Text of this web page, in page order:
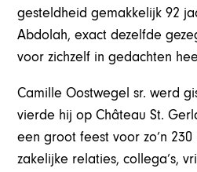
gesteldheid gemakkelijk 92
Abdolah, exact dezelfde
voor zichzelf in gedachten
Camille Oostwegel sr. werd
vierde hij op Château St.
een groot feest voor zo’n
zakelijke relaties, collega’s,